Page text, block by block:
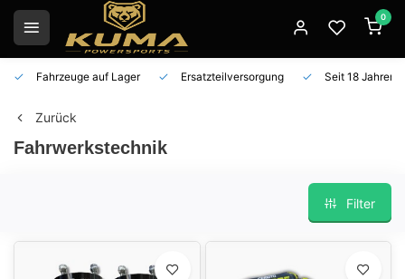
0
Fahrzeuge auf Lager Ersatzteilversorgung Seit 18 Jahren
Zurück
Fahrwerkstechnik
Filter